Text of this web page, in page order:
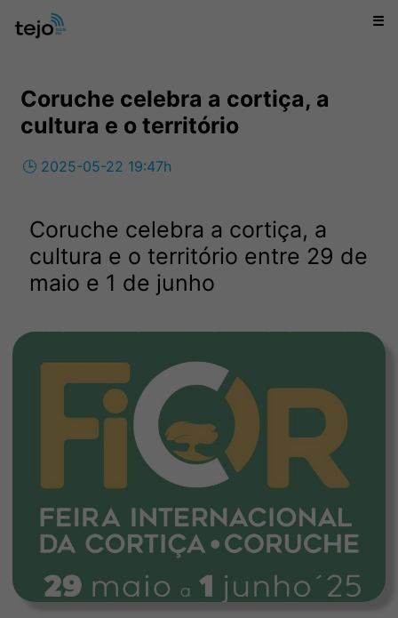
☰
Coruche celebra a cortiça, a
cultura e o território
🕒 2025-05-22 19:47h
Coruche celebra a cortiça, a
cultura e o território entre 29 de
maio e 1 de junho